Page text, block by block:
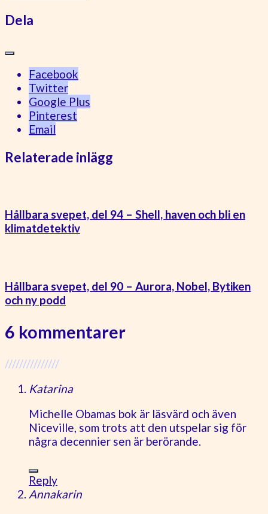
Dela
Facebook
Twitter
Google Plus
Pinterest
Email
Relaterade inlägg
Hållbara svepet, del 94 – Shell, haven och bli en
klimatdetektiv
Hållbara svepet, del 90 – Aurora, Nobel, Bytiken
och ny podd
6 kommentarer
///////////////
Katarina
Michelle Obamas bok är läsvärd och även
Niceville, som trots att den utspelar sig för
några decennier sen är berörande.
Reply
Annakarin